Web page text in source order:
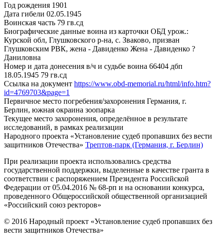
Год рождения 1901
Дата гибели 02.05.1945
Воинская часть 79 гв.сд
Биографические данные воина из карточки ОБД урож.:
Курской обл, Глушковского р-на, с. Зваково, призван
Глушковским РВК, жена - Давиденко Жена - Давиденко ?
Даниловна
Номер и дата донесения в/ч и судьбе воина 66404 дбп
18.05.1945 79 гв.сд
Ссылка на документ https://www.obd-memorial.ru/html/info.htm?
id=4769703&page=1
Первичное место погребения/захоронения Германия, г.
Берлин, южная окраина зоопарка
Текущее место захоронения, определённое в результате
исследований, в рамках реализации
Народного проекта «Установление судеб пропавших без вести
защитников Отечества» Трептов-парк (Германия, г. Берлин)
При реализации проекта использовались средства
государственной поддержки, выделенные в качестве гранта в
соответствии с распоряжением Президента Российской
Федерации от 05.04.2016 № 68-рп и на основании конкурса,
проведенного Общероссийской общественной организацией
«Российский союз ректоров»
© 2016 Народный проект «Установление судеб пропавших без
вести защитников Отечества»